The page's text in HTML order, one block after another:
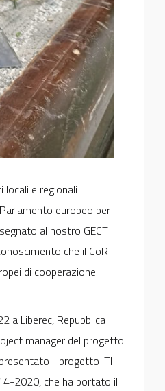
locali e regionali
europeo per
al nostro GECT
che il CoR
di cooperazione
a Liberec, Repubblica
manager del progetto
il progetto ITI
2020, che ha portato il